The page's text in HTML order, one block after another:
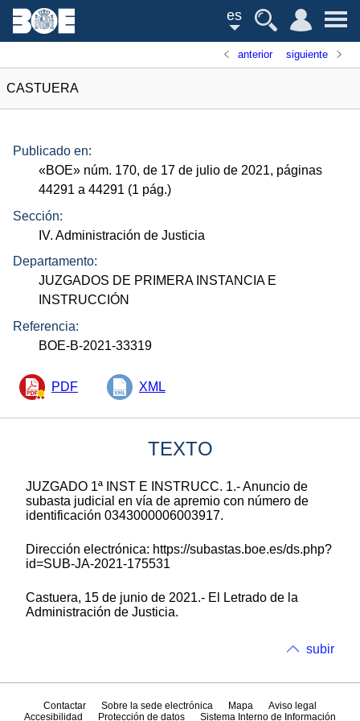
es
anterior siguiente
CASTUERA
Publicado en:
«BOE» núm. 170, de 17 de julio de 2021, páginas
44291 a 44291 (1 pág.)
Sección:
IV. Administración de Justicia
Departamento:
JUZGADOS DE PRIMERA INSTANCIA E
INSTRUCCIÓN
Referencia:
BOE-B-2021-33319
PDF XML
TEXTO
JUZGADO 1ª INST E INSTRUCC. 1.- Anuncio de
subasta judicial en vía de apremio con número de
identificación 0343000006003917.
Dirección electrónica: https://subastas.boe.es/ds.php?
id=SUB-JA-2021-175531
Castuera, 15 de junio de 2021.- El Letrado de la
Administración de Justicia.
subir
Contactar Sobre la sede electrónica Mapa
Aviso legal
Accesibilidad
Protección de datos Sistema Interno de Información